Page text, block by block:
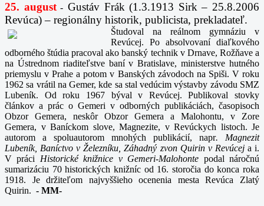
25. august- Gustáv Frák (1.3.1913 Sirk – 25.8.2006
Revúca) – regionálny historik, publicista, prekladateľ.
Študoval na reálnom gymnáziu v
Revúcej. Po absolvovaní diaľkového
odborného štúdia pracoval ako banský technik v Drnave, Rožňave a
na Ústrednom riaditeľstve baní v Bratislave, ministerstve hutného
priemyslu v Prahe a potom v Banských závodoch na Spiši. V roku
1962 sa vrátil na Gemer, kde sa stal vedúcim výstavby závodu SMZ
Lubeník. Od roku 1967 býval v Revúcej. Publikoval stovky
článkov a prác o Gemeri v odborných publikáciách, časopisoch
Obzor Gemera, neskôr Obzor Gemera a Malohontu, v Zore
Gemera, v Baníckom slove, Magnezite, v Revúckych listoch. Je
autorom a spoluautorom mnohých publikácií, napr. Magnezit
Lubeník, Baníctvo v Železníku, Záhadný zvon Quirin v Revúcej a i.
V práci Historické knižnice v Gemeri-Malohonte podal náročnú
sumarizáciu 70 historických knižníc od 16. storočia do konca roka
1918. Je držiteľom najvyššieho ocenenia mesta Revúca Zlatý
Quirin. - MM-